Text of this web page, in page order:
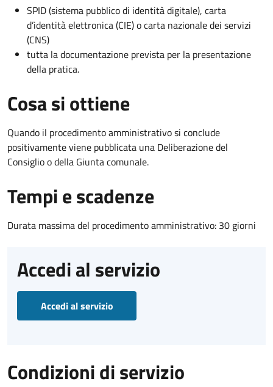
SPID (sistema pubblico di identità digitale), carta
d’identità elettronica (CIE) o carta nazionale dei servizi
(CNS)
tutta la documentazione prevista per la presentazione
della pratica.
Cosa si ottiene
Quando il procedimento amministrativo si conclude
positivamente viene pubblicata una Deliberazione del
Consiglio o della Giunta comunale.
Tempi e scadenze
Durata massima del procedimento amministrativo: 30 giorni
Accedi al servizio
Accedi al servizio
Condizioni di servizio